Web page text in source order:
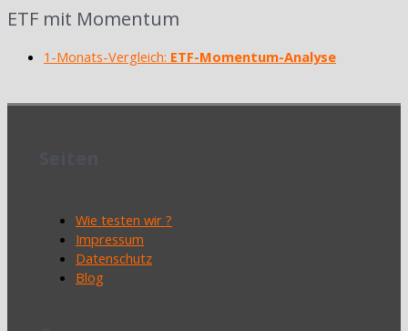
ETF mit Momentum
1-Monats-Vergleich: ETF-Momentum-Analyse
Wie testen wir ?
Impressum
Datenschutz
Blog